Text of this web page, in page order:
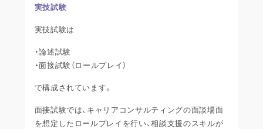
実技試験
実技試験は
・論述試験
・面接試験（ロールプレイ）
で構成されています。
面接試験では、キャリアコンサルティングの面談場面
を想定したロールプレイを行い、相談支援のスキルが